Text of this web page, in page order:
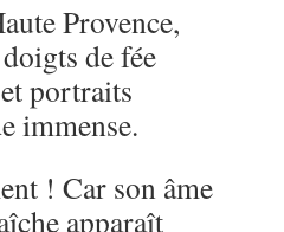
Provence,
de fée
portraits
immense.
! Car son âme
apparaît